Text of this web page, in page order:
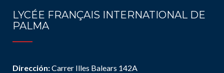
LYCÉE FRANÇAIS INTERNATIONAL DE
PALMA
Dirección:Carrer Illes Balears 142A